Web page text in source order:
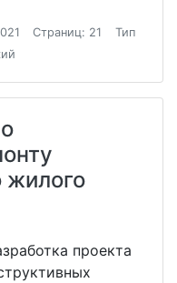
Страниц: 21
Тип
жилого
проекта